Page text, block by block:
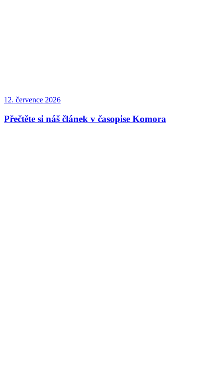
12. července 2026
Přečtěte si náš článek v časopise Komora